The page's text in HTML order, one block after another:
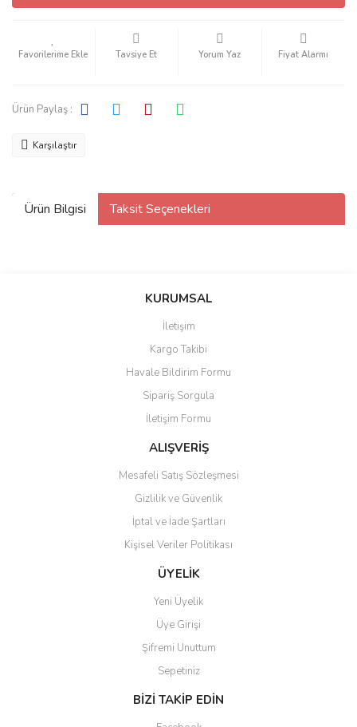
Tavsiye Et Yorum Yaz Fiyat Alarmı
Ürün Paylaş :
Karşılaştır
Ürün Bilgisi Taksit Seçenekleri
KURUMSAL
İletişim
Kargo Takibi
Havale Bildirim Formu
Sipariş Sorgula
İletişim Formu
ALIŞVERİŞ
Mesafeli Satış Sözleşmesi
Gizlilik ve Güvenlik
İptal ve İade Şartları
Kişisel Veriler Politikası
ÜYELİK
Yeni Üyelik
Üye Girişi
Şifremi Unuttum
Sepetiniz
BİZİ TAKİP EDİN